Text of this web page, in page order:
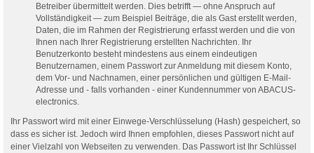
Betreiber übermittelt werden. Dies betrifft — ohne Anspruch auf
Vollständigkeit — zum Beispiel Beiträge, die als Gast erstellt werden,
Daten, die im Rahmen der Registrierung erfasst werden und die von
Ihnen nach Ihrer Registrierung erstellten Nachrichten. Ihr
Benutzerkonto besteht mindestens aus einem eindeutigen
Benutzernamen, einem Passwort zur Anmeldung mit diesem Konto,
dem Vor- und Nachnamen, einer persönlichen und gültigen E-Mail-
Adresse und - falls vorhanden - einer Kundennummer von ABACUS-
electronics.
Ihr Passwort wird mit einer Einwege-Verschlüsselung (Hash) gespeichert, so
dass es sicher ist. Jedoch wird Ihnen empfohlen, dieses Passwort nicht auf
einer Vielzahl von Webseiten zu verwenden. Das Passwort ist Ihr Schlüssel